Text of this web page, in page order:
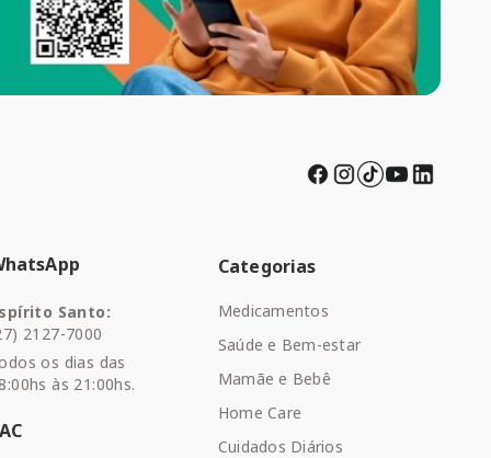
Santo:
2127-7000
os dias das
às 21:00hs.
Categorias
Medicamentos
Saúde e Bem-estar
Mamãe e Bebê
Home Care
Cuidados Diários